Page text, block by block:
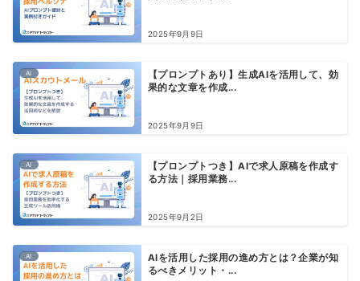
2025年9月9日
AI
【プロンプトあり】生成AIを活用して、効
果的な文章を作成...
2025年9月9日
AI
【プロンプトつき】AIで求人原稿を作成す
る方法｜採用業務...
2025年9月2日
AI
AIを活用した採用の進め方とは？企業が知
るべきメリット・...